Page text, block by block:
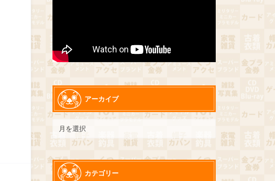
アーカイブ
カテゴリー